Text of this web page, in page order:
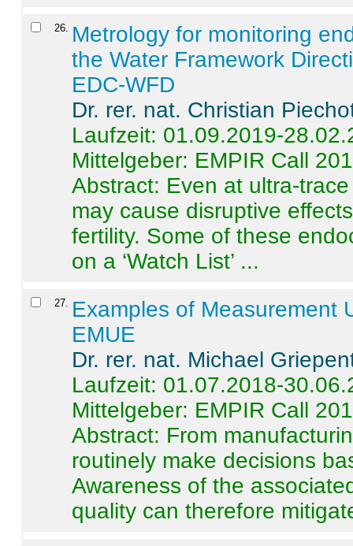
26. Metrology for monitoring
the Water Framework
EDC-WFD
Dr. rer. nat. Christian
Laufzeit: 01.09.2019-
Mittelgeber: EMPIR Call
Abstract: Even at ultra-
may cause disruptive
fertility. Some of these
on a ‘Watch List’ ...
27. Examples of Measurement
EMUE
Dr. rer. nat. Michael
Laufzeit: 01.07.2018-
Mittelgeber: EMPIR Call
Abstract: From
routinely make decisions
Awareness of the
quality can therefore